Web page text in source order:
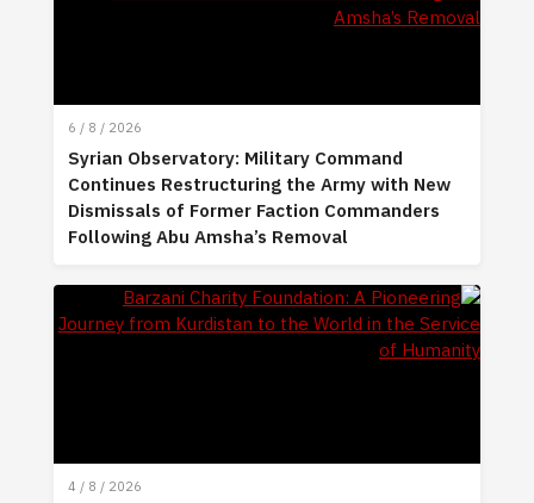
6 / 8 / 2026
Syrian Observatory: Military Command
Continues Restructuring the Army with New
Dismissals of Former Faction Commanders
Following Abu Amsha’s Removal
4 / 8 / 2026